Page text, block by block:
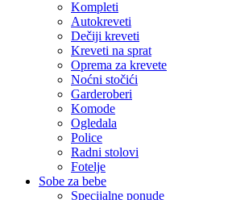
Kompleti
Autokreveti
Dečiji kreveti
Kreveti na sprat
Oprema za krevete
Noćni stočići
Garderoberi
Komode
Ogledala
Police
Radni stolovi
Fotelje
Sobe za bebe
Specijalne ponude